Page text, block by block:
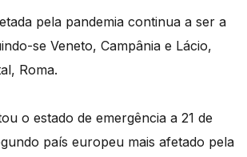
pela pandemia continua a ser a
se Veneto, Campânia e Lácio,
Roma.
o estado de emergência a 21 de
país europeu mais afetado pela